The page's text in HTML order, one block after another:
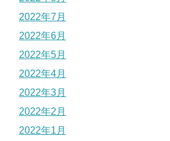
2022年7月
2022年6月
2022年5月
2022年4月
2022年3月
2022年2月
2022年1月